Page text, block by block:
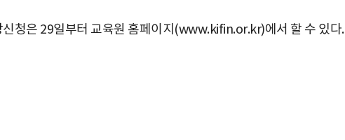
청은 29일부터 교육원 홈페이지(www.kifin.or.kr)에서 할 수 있다.